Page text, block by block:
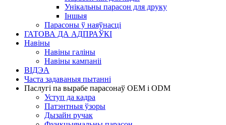
Унікальны парасон для друку
Іншыя
Парасоны ў наяўнасці
ГАТОВА ДА АДПРАЎКІ
Навіны
Навіны галіны
Навіны кампаніі
ВІДЭА
Часта задаваныя пытанні
Паслугі па вырабе парасонаў OEM і ODM
Уступ да кадра
Патэнтныя ўзоры
Дызайн ручак